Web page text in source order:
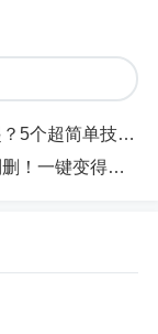
单技巧创意拉满
得又亮又有质感